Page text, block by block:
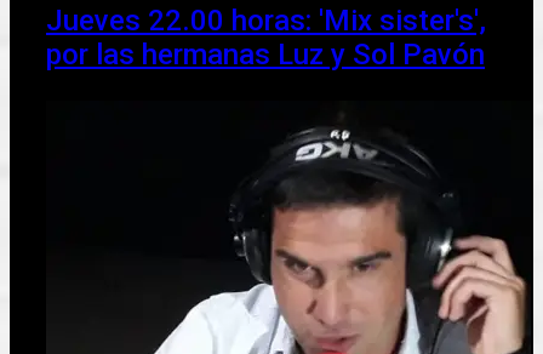
Jueves 22.00 horas: 'Mix sister's',
por las hermanas Luz y Sol Pavón